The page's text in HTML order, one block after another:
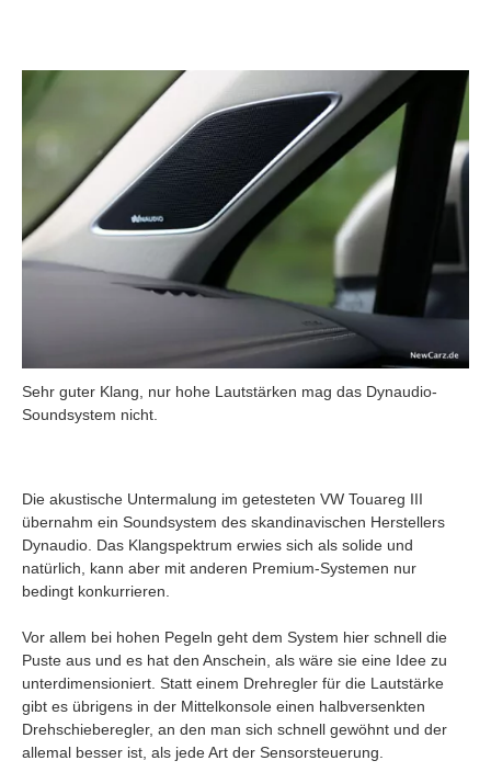
Sehr guter Klang, nur hohe Lautstärken mag das Dynaudio-
Soundsystem nicht.
Die akustische Untermalung im getesteten VW Touareg III
übernahm ein Soundsystem des skandinavischen Herstellers
Dynaudio. Das Klangspektrum erwies sich als solide und
natürlich, kann aber mit anderen Premium-Systemen nur
bedingt konkurrieren.
Vor allem bei hohen Pegeln geht dem System hier schnell die
Puste aus und es hat den Anschein, als wäre sie eine Idee zu
unterdimensioniert. Statt einem Drehregler für die Lautstärke
gibt es übrigens in der Mittelkonsole einen halbversenkten
Drehschieberegler, an den man sich schnell gewöhnt und der
allemal besser ist, als jede Art der Sensorsteuerung.